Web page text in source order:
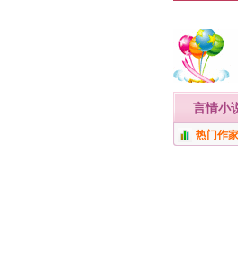
言情小
热门作家